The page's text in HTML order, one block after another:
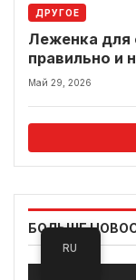
ДРУГОЕ
Леженка для
правильно и
Май 29, 2026
БОЛЬШЕ
RU